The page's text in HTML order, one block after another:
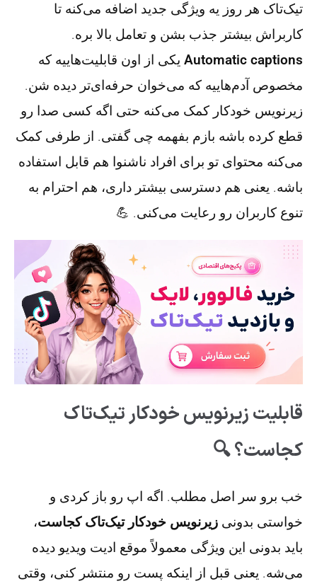
تیک‌تاک هر روز یه ویژگی جدید اضافه می‌کنه تا
کاربراش بیشتر جذب بشن و تعامل بالا بره.
Automatic captions یکی از اون قابلیت‌هاییه که
مخصوص آدم‌هاییه که می‌خوان حرفه‌ای‌تر دیده شن.
زیرنویس خودکار کمک می‌کنه حتی اگه کسی صدا رو
قطع کرده باشه بازم بفهمه چی گفتی. از طرفی کمک
می‌کنه محتوای تو برای افراد ناشنوا هم قابل استفاده
باشه. یعنی هم دسترسی بیشتر داری، هم احترام به
تنوع کاربران رو رعایت می‌کنی. 💪
قابلیت زیرنویس خودکار تیک‌تاک
کجاست؟ 🔍
خب برو سر اصل مطلب. اگه اپ رو باز کردی و
خواستی بدونی زیرنویس خودکار تیک‌تاک کجاست،
باید بدونی این ویژگی معمولاً موقع ادیت ویدیو دیده
می‌شه. یعنی قبل از اینکه پست رو منتشر کنی، وقتی